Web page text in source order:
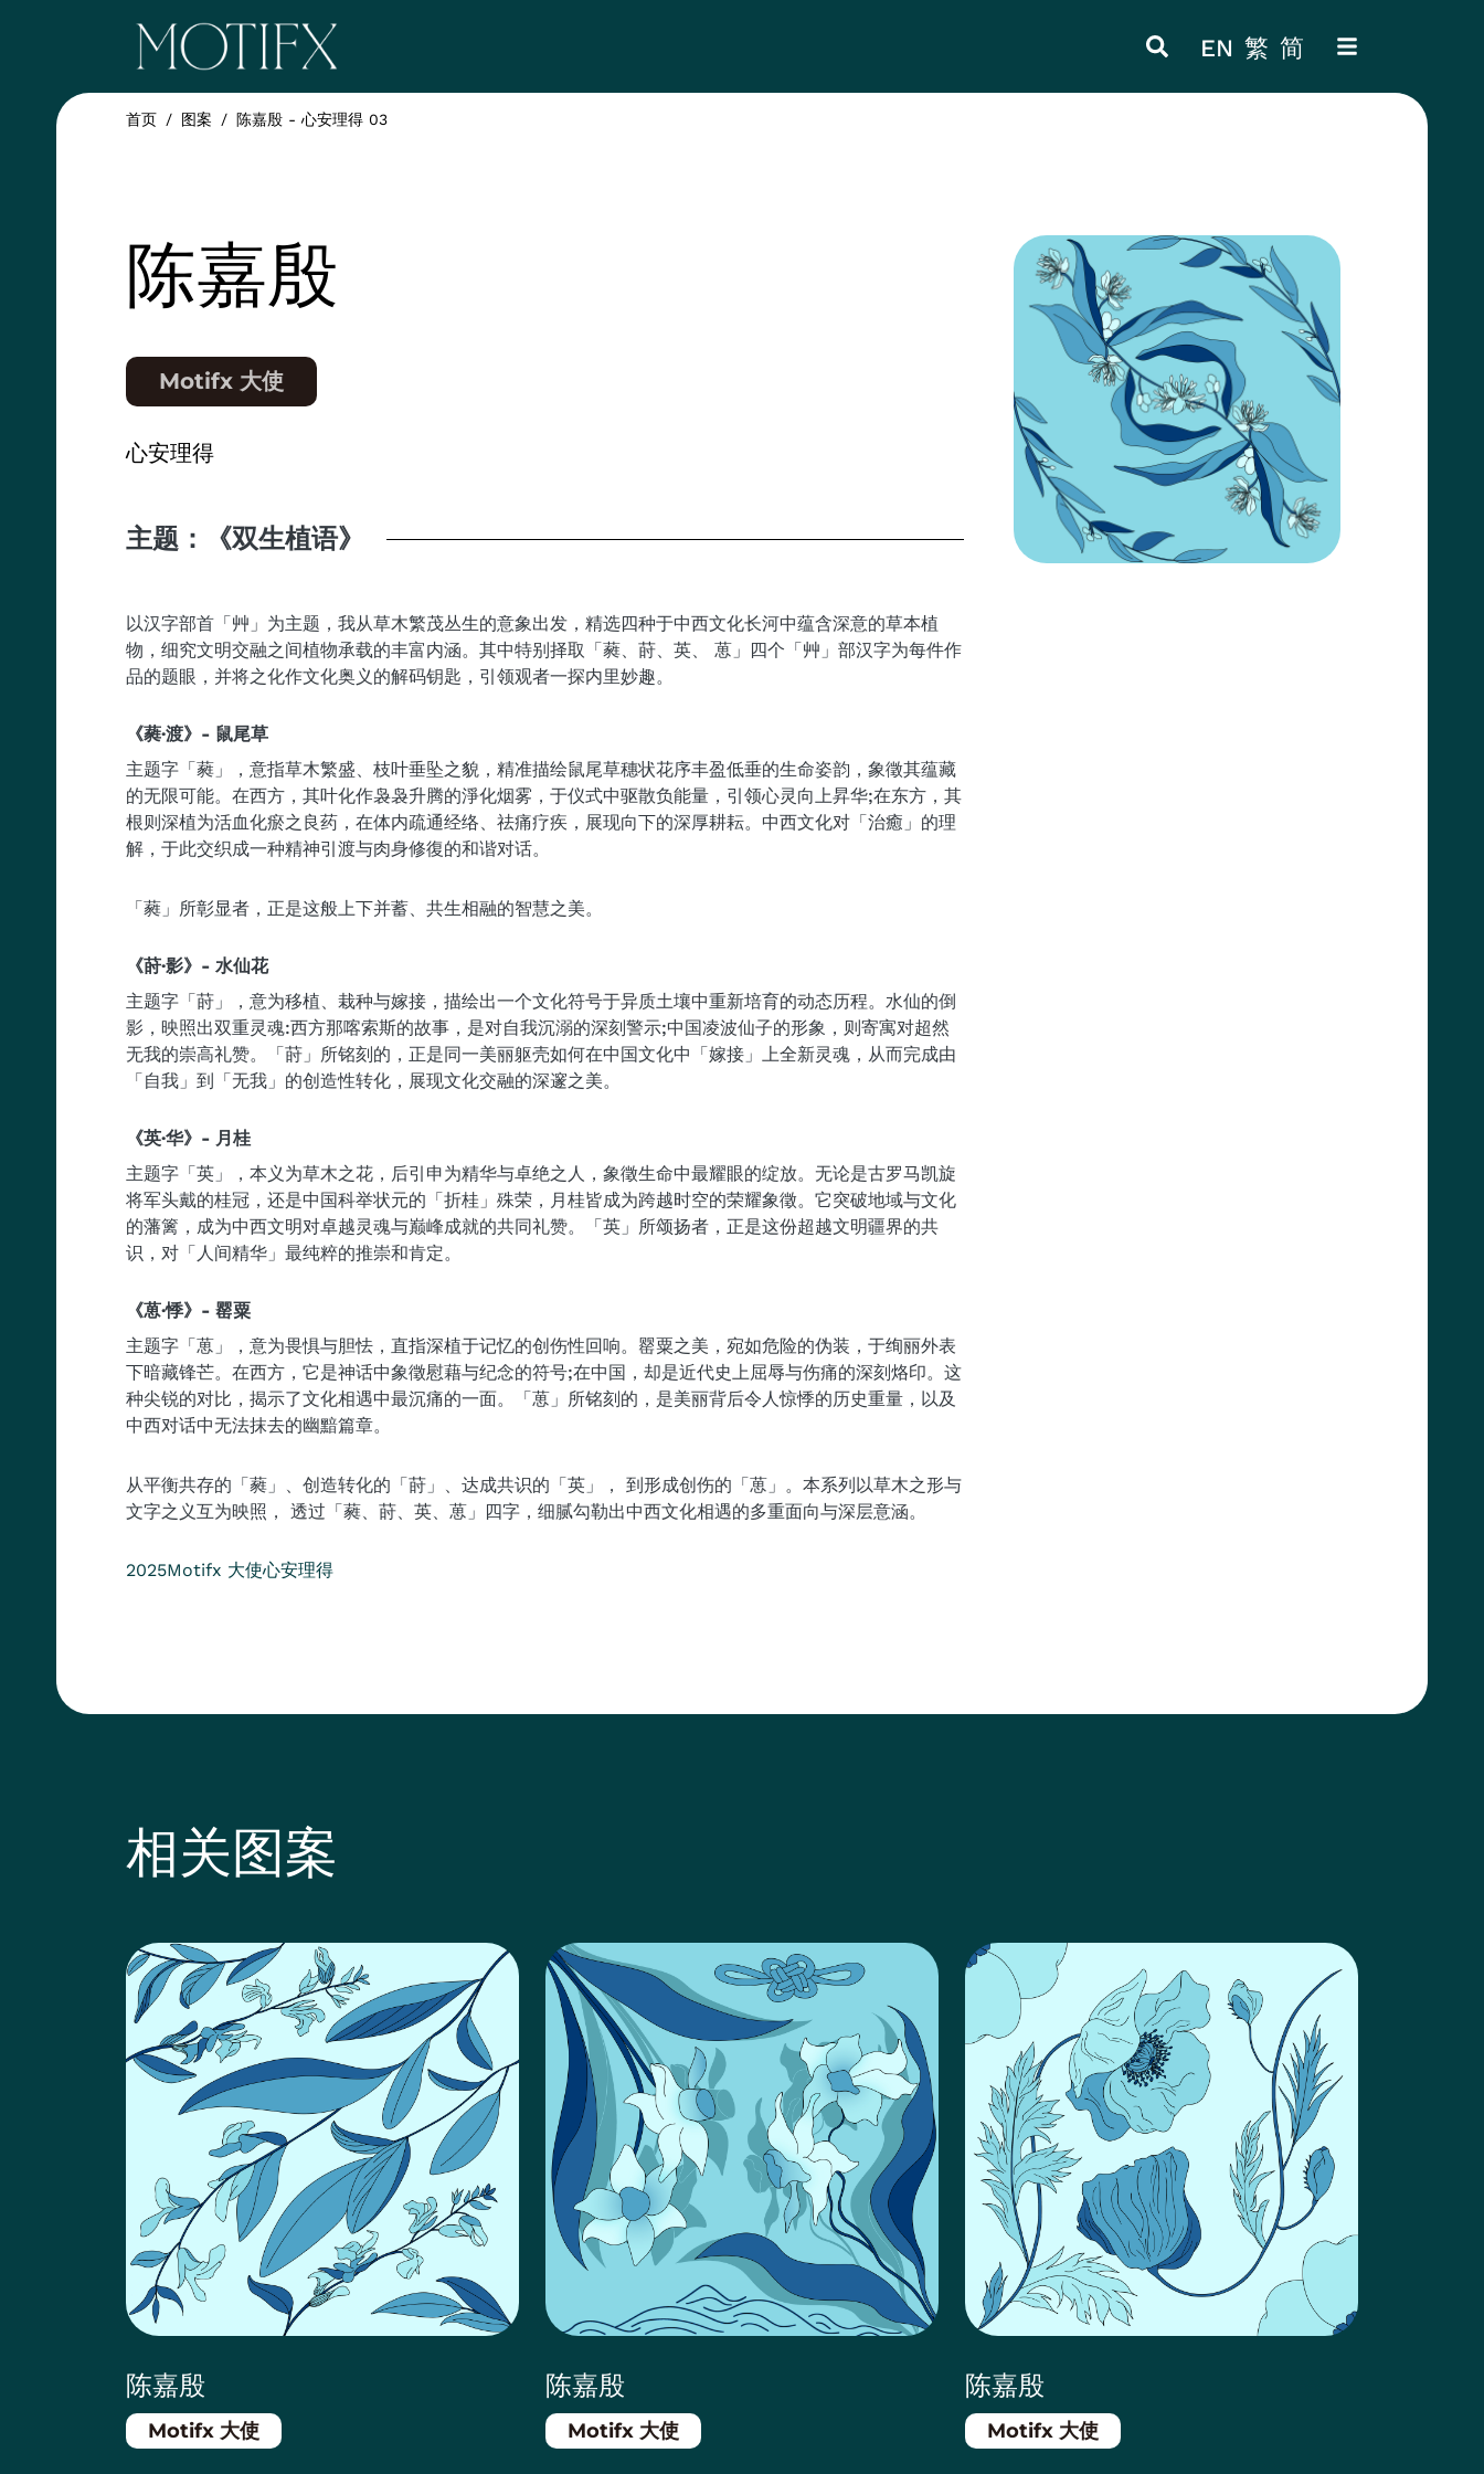
ITEM 1 ITEM 2 ITEM 3
ITEM 4
ITEM 5
EN 繁 简
首页 图案 陈嘉殷 - 心安理得 03
NAME
陈嘉殷
Position
Motifx 大使
COLLECTION
心安理得
Body
主题：《双生植语》
以汉字部首「艸」为主题，我从草木繁茂丛生的意象出发，精选四种于中西文化长河中蕴含深意的草本植
物，细究文明交融之间植物承载的丰富内涵。其中特别择取「蕤、莳、英、 葸」四个「艸」部汉字为每件作
品的题眼，并将之化作文化奥义的解码钥匙，引领观者一探内里妙趣。
《蕤·渡》- 鼠尾草
主题字「蕤」，意指草木繁盛、枝叶垂坠之貌，精准描绘鼠尾草穗状花序丰盈低垂的生命姿韵，象徵其蕴藏
的无限可能。在西方，其叶化作袅袅升腾的淨化烟雾，于仪式中驱散负能量，引领心灵向上昇华;在东方，其
根则深植为活血化瘀之良药，在体内疏通经络、祛痛疗疾，展现向下的深厚耕耘。中西文化对「治癒」的理
解，于此交织成一种精神引渡与肉身修復的和谐对话。
「蕤」所彰显者，正是这般上下并蓄、共生相融的智慧之美。
《莳·影》- 水仙花
主题字「莳」，意为移植、栽种与嫁接，描绘出一个文化符号于异质土壤中重新培育的动态历程。水仙的倒
影，映照出双重灵魂:西方那喀索斯的故事，是对自我沉溺的深刻警示;中国凌波仙子的形象，则寄寓对超然
无我的崇高礼赞。「莳」所铭刻的，正是同一美丽躯壳如何在中国文化中「嫁接」上全新灵魂，从而完成由
「自我」到「无我」的创造性转化，展现文化交融的深邃之美。
《英·华》- 月桂
主题字「英」，本义为草木之花，后引申为精华与卓绝之人，象徵生命中最耀眼的绽放。无论是古罗马凯旋
将军头戴的桂冠，还是中国科举状元的「折桂」殊荣，月桂皆成为跨越时空的荣耀象徵。它突破地域与文化
的藩篱，成为中西文明对卓越灵魂与巅峰成就的共同礼赞。「英」所颂扬者，正是这份超越文明疆界的共
识，对「人间精华」最纯粹的推崇和肯定。
《葸·悸》- 罂粟
主题字「葸」，意为畏惧与胆怯，直指深植于记忆的创伤性回响。罂粟之美，宛如危险的伪装，于绚丽外表
下暗藏锋芒。在西方，它是神话中象徵慰藉与纪念的符号;在中国，却是近代史上屈辱与伤痛的深刻烙印。这
种尖锐的对比，揭示了文化相遇中最沉痛的一面。「葸」所铭刻的，是美丽背后令人惊悸的历史重量，以及
中西对话中无法抹去的幽黯篇章。
从平衡共存的「蕤」、创造转化的「莳」、达成共识的「英」， 到形成创伤的「葸」。本系列以草木之形与
文字之义互为映照， 透过「蕤、莳、英、葸」四字，细腻勾勒出中西文化相遇的多重面向与深层意涵。
Year
2025Position
Motifx 大使Collection
心安理得
Thumbnail
相关图案
陈嘉殷
Motifx 大使
陈嘉殷
Motifx 大使
陈嘉殷
Motifx 大使